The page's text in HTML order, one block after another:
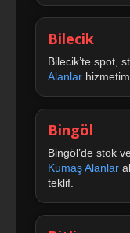
Bilecik
Bilecik’te spot,
Alanlar
Bingöl
Bingöl’de stok
Kumaş Alanlar
teklif.